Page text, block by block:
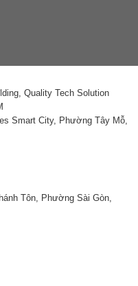
Quality Tech Solution
Smart City, Phường Tây Mỗ,
Tôn, Phường Sài Gòn,